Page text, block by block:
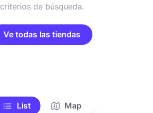
criterios de búsqueda.
Ve todas las tiendas
List Map